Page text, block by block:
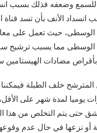
للسمع وضعفه فذلك بسبب
انسداد الأنف بأن تسد
الوسطى، حيث تعمل على
الوسطى مما يسبب ترشيح
مضادات الهيستامين
المترشح خلف الطبلة
3 مرات يوميا لمدة شهر على
حتى يتم التخلص من هذا
أو نزعها في حال عدم